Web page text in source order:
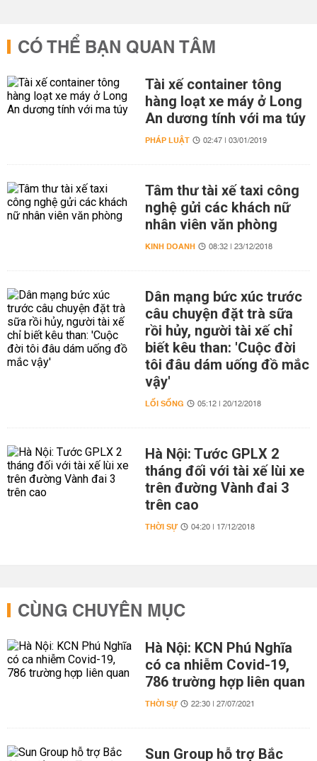
CÓ THỂ BẠN QUAN TÂM
Tài xế container tông
hàng loạt xe máy ở Long
An dương tính với ma túy
PHÁP LUẬT 02:47 | 03/01/2019
Tâm thư tài xế taxi công
nghệ gửi các khách nữ
nhân viên văn phòng
KINH DOANH 08:32 | 23/12/2018
Dân mạng bức xúc trước
câu chuyện đặt trà sữa
rồi hủy, người tài xế chỉ
biết kêu than: 'Cuộc đời
tôi đâu dám uống đồ mắc
vậy'
LỐI SỐNG 05:12 | 20/12/2018
Hà Nội: Tước GPLX 2
tháng đối với tài xế lùi xe
trên đường Vành đai 3
trên cao
THỜI SỰ 04:20 | 17/12/2018
CÙNG CHUYÊN MỤC
Hà Nội: KCN Phú Nghĩa
có ca nhiễm Covid-19,
786 trường hợp liên quan
THỜI SỰ 22:30 | 27/07/2021
Sun Group hỗ trợ Bắc